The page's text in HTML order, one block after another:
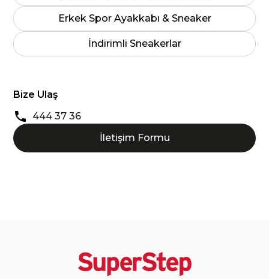
Erkek Spor Ayakkabı & Sneaker
İndirimli Sneakerlar
Bize Ulaş
444 37 36
İletişim Formu